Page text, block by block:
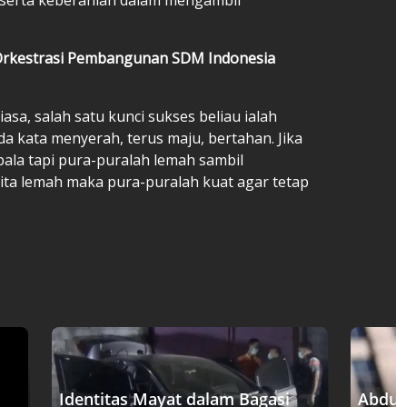
Pembangunan SDM Indonesia
salah satu kunci sukses beliau ialah
kata menyerah, terus maju, bertahan. Jika
tapi pura-puralah lemah sambil
lemah maka pura-puralah kuat agar tetap
Identitas Mayat dalam Bagasi